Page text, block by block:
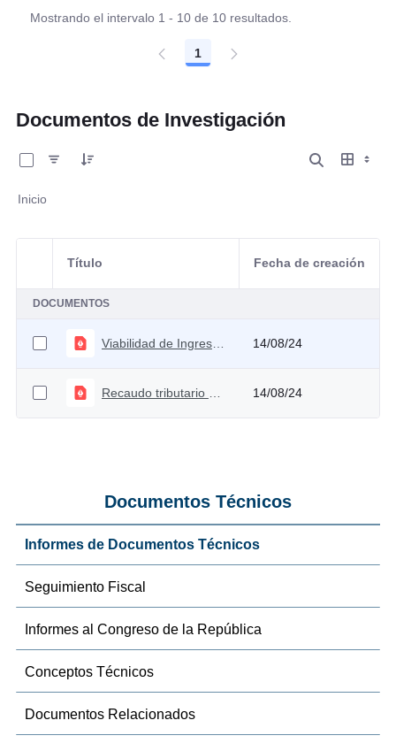
Mostrando el intervalo 1 - 10 de 10 resultados.
Página
1
Documentos de Investigación
Inicio
Selección del elemento
Título Fecha de creación
DOCUMENTOS
Viabilidad de Ingreso Solidario 14/08/24
14/08/24
Documentos Técnicos
Informes de Documentos Técnicos
Seguimiento Fiscal
Informes al Congreso de la República
Conceptos Técnicos
Documentos Relacionados